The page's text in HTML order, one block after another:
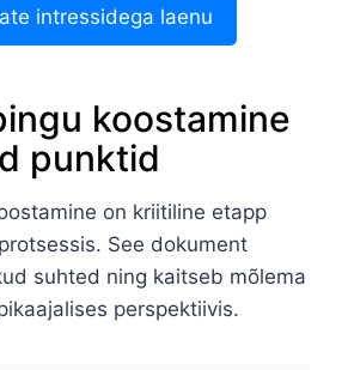
intressidega laenu
koostamine
punktid
on kriitiline etapp
See dokument
suhted ning kaitseb mõlema
perspektiivis.